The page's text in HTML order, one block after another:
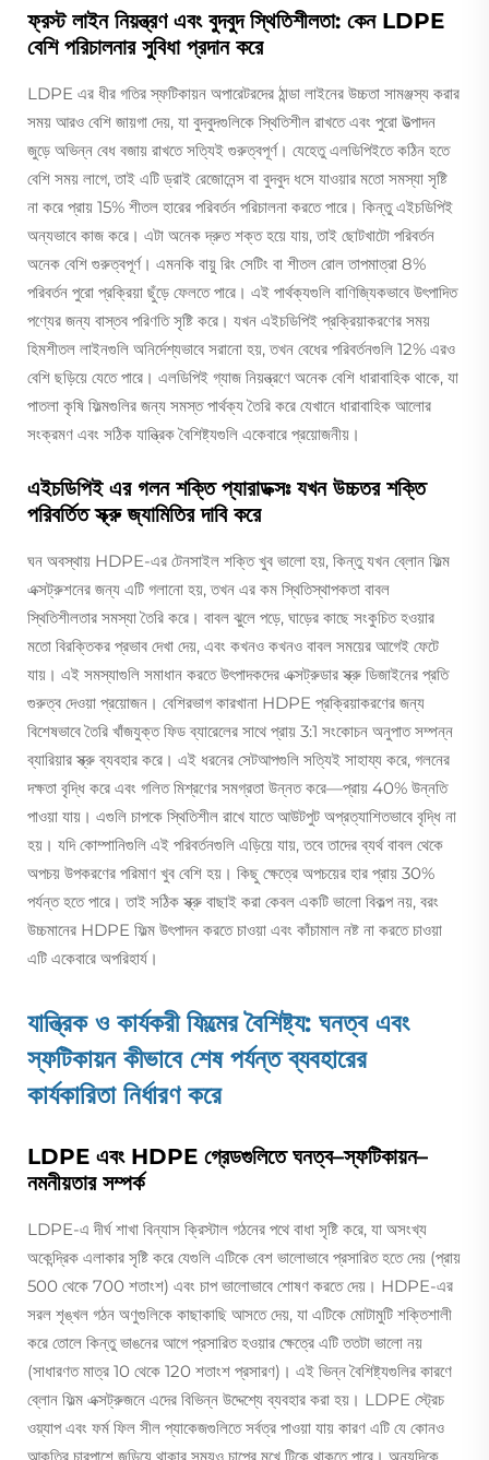
ফ্রস্ট লাইন নিয়ন্ত্রণ এবং বুদবুদ স্থিতিশীলতা: কেন LDPE
বেশি পরিচালনার সুবিধা প্রদান করে
LDPE এর ধীর গতির স্ফটিকায়ন অপারেটরদের ঠান্ডা লাইনের উচ্চতা সামঞ্জস্য করার
সময় আরও বেশি জায়গা দেয়, যা বুদবুদগুলিকে স্থিতিশীল রাখতে এবং পুরো উত্পাদন
জুড়ে অভিন্ন বেধ বজায় রাখতে সত্যিই গুরুত্বপূর্ণ। যেহেতু এলডিপিইতে কঠিন হতে
বেশি সময় লাগে, তাই এটি ড্রাই রেজোনেন্স বা বুদবুদ ধসে যাওয়ার মতো সমস্যা সৃষ্টি
না করে প্রায় 15% শীতল হারের পরিবর্তন পরিচালনা করতে পারে। কিন্তু এইচডিপিই
অন্যভাবে কাজ করে। এটা অনেক দ্রুত শক্ত হয়ে যায়, তাই ছোটখাটো পরিবর্তন
অনেক বেশি গুরুত্বপূর্ণ। এমনকি বায়ু রিং সেটিং বা শীতল রোল তাপমাত্রা 8%
পরিবর্তন পুরো প্রক্রিয়া ছুঁড়ে ফেলতে পারে। এই পার্থক্যগুলি বাণিজ্যিকভাবে উৎপাদিত
পণ্যের জন্য বাস্তব পরিণতি সৃষ্টি করে। যখন এইচডিপিই প্রক্রিয়াকরণের সময়
হিমশীতল লাইনগুলি অনির্দেশ্যভাবে সরানো হয়, তখন বেধের পরিবর্তনগুলি 12% এরও
বেশি ছড়িয়ে যেতে পারে। এলডিপিই গ্যাজ নিয়ন্ত্রণে অনেক বেশি ধারাবাহিক থাকে, যা
পাতলা কৃষি ফিল্মগুলির জন্য সমস্ত পার্থক্য তৈরি করে যেখানে ধারাবাহিক আলোর
সংক্রমণ এবং সঠিক যান্ত্রিক বৈশিষ্ট্যগুলি একেবারে প্রয়োজনীয়।
এইচডিপিই এর গলন শক্তি প্যারাডক্সঃ যখন উচ্চতর শক্তি
পরিবর্তিত স্ক্রু জ্যামিতির দাবি করে
ঘন অবস্থায় HDPE-এর টেনসাইল শক্তি খুব ভালো হয়, কিন্তু যখন ব্লোন ফিল্ম
এক্সট্রুশনের জন্য এটি গলানো হয়, তখন এর কম স্থিতিস্থাপকতা বাবল
স্থিতিশীলতার সমস্যা তৈরি করে। বাবল ঝুলে পড়ে, ঘাড়ের কাছে সংকুচিত হওয়ার
মতো বিরক্তিকর প্রভাব দেখা দেয়, এবং কখনও কখনও বাবল সময়ের আগেই ফেটে
যায়। এই সমস্যাগুলি সমাধান করতে উৎপাদকদের এক্সট্রুডার স্ক্রু ডিজাইনের প্রতি
গুরুত্ব দেওয়া প্রয়োজন। বেশিরভাগ কারখানা HDPE প্রক্রিয়াকরণের জন্য
বিশেষভাবে তৈরি খাঁজযুক্ত ফিড ব্যারেলের সাথে প্রায় 3:1 সংকোচন অনুপাত সম্পন্ন
ব্যারিয়ার স্ক্রু ব্যবহার করে। এই ধরনের সেটআপগুলি সত্যিই সাহায্য করে, গলনের
দক্ষতা বৃদ্ধি করে এবং গলিত মিশ্রণের সমগ্রতা উন্নত করে—প্রায় 40% উন্নতি
পাওয়া যায়। এগুলি চাপকে স্থিতিশীল রাখে যাতে আউটপুট অপ্রত্যাশিতভাবে বৃদ্ধি না
হয়। যদি কোম্পানিগুলি এই পরিবর্তনগুলি এড়িয়ে যায়, তবে তাদের ব্যর্থ বাবল থেকে
অপচয় উপকরণের পরিমাণ খুব বেশি হয়। কিছু ক্ষেত্রে অপচয়ের হার প্রায় 30%
পর্যন্ত হতে পারে। তাই সঠিক স্ক্রু বাছাই করা কেবল একটি ভালো বিকল্প নয়, বরং
উচ্চমানের HDPE ফিল্ম উৎপাদন করতে চাওয়া এবং কাঁচামাল নষ্ট না করতে চাওয়া
এটি একেবারে অপরিহার্য।
যান্ত্রিক ও কার্যকরী ফিল্মের বৈশিষ্ট্য: ঘনত্ব এবং
স্ফটিকায়ন কীভাবে শেষ পর্যন্ত ব্যবহারের
কার্যকারিতা নির্ধারণ করে
LDPE এবং HDPE গ্রেডগুলিতে ঘনত্ব–স্ফটিকায়ন–
নমনীয়তার সম্পর্ক
LDPE-এ দীর্ঘ শাখা বিন্যাস ক্রিস্টাল গঠনের পথে বাধা সৃষ্টি করে, যা অসংখ্য
অকেন্দ্রিক এলাকার সৃষ্টি করে যেগুলি এটিকে বেশ ভালোভাবে প্রসারিত হতে দেয় (প্রায়
500 থেকে 700 শতাংশ) এবং চাপ ভালোভাবে শোষণ করতে দেয়। HDPE-এর
সরল শৃঙ্খল গঠন অণুগুলিকে কাছাকাছি আসতে দেয়, যা এটিকে মোটামুটি শক্তিশালী
করে তোলে কিন্তু ভাঙনের আগে প্রসারিত হওয়ার ক্ষেত্রে এটি ততটা ভালো নয়
(সাধারণত মাত্র 10 থেকে 120 শতাংশ প্রসারণ)। এই ভিন্ন বৈশিষ্ট্যগুলির কারণে
ব্লোন ফিল্ম এক্সট্রুজনে এদের বিভিন্ন উদ্দেশ্যে ব্যবহার করা হয়। LDPE স্ট্রেচ
ওয়্যাপ এবং ফর্ম ফিল সীল প্যাকেজগুলিতে সর্বত্র পাওয়া যায় কারণ এটি যে কোনও